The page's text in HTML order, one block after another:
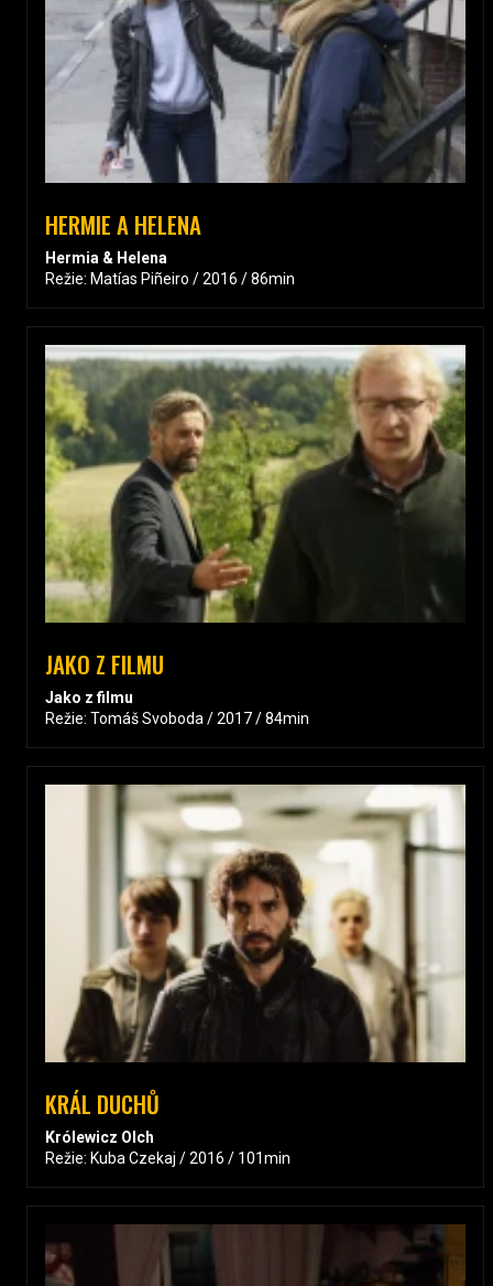
HERMIE A HELENA
Hermia & Helena
Režie: Matías Piñeiro / 2016 / 86min
JAKO Z FILMU
Jako z filmu
Režie: Tomáš Svoboda / 2017 / 84min
KRÁL DUCHŮ
Królewicz Olch
Režie: Kuba Czekaj / 2016 / 101min